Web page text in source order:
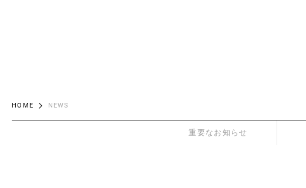
HOME NEWS
重要なお知らせ